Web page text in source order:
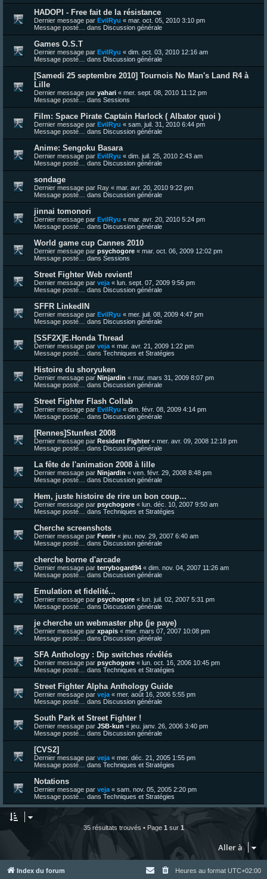
HADOPI - Free fait de la résistance
Dernier message par EvilRyu « mar. oct. 05, 2010 3:10 pm
Message posté… dans Discussion générale
Games O.S.T
Dernier message par EvilRyu « dim. oct. 03, 2010 12:16 am
Message posté… dans Discussion générale
[Samedi 25 septembre 2010] Tournois No Man's Land R4 à
Lille
Dernier message par yahari « mer. sept. 08, 2010 11:12 pm
Message posté… dans Sessions
Film: Space Pirate Captain Harlock ( Albator quoi )
Dernier message par EvilRyu « sam. juil. 31, 2010 6:44 pm
Message posté… dans Discussion générale
Anime: Sengoku Basara
Dernier message par EvilRyu « dim. juil. 25, 2010 2:43 am
Message posté… dans Discussion générale
sondage
Dernier message par Ray « mar. avr. 20, 2010 9:22 pm
Message posté… dans Discussion générale
jinnai tomonori
Dernier message par EvilRyu « mar. avr. 20, 2010 5:24 pm
Message posté… dans Discussion générale
World game cup Cannes 2010
Dernier message par psychogore « mar. oct. 06, 2009 12:02 pm
Message posté… dans Sessions
Street Fighter Web revient!
Dernier message par veja « lun. sept. 07, 2009 9:56 pm
Message posté… dans Discussion générale
SFFR LinkedIN
Dernier message par EvilRyu « mer. juil. 08, 2009 4:47 pm
Message posté… dans Discussion générale
[SSF2X]E.Honda Thread
Dernier message par veja « mar. avr. 21, 2009 1:22 pm
Message posté… dans Techniques et Stratégies
Histoire du shoryuken
Dernier message par Ninjardin « mar. mars 31, 2009 8:07 pm
Message posté… dans Discussion générale
Street Fighter Flash Collab
Dernier message par EvilRyu « dim. févr. 08, 2009 4:14 pm
Message posté… dans Discussion générale
[Rennes]Stunfest 2008
Dernier message par Resident Fighter« mer. avr. 09, 2008 12:18 pm
Message posté… dans Discussion générale
La fête de l'animation 2008 à lille
Dernier message par Ninjardin « ven. févr. 29, 2008 8:48 pm
Message posté… dans Discussion générale
Hem, juste histoire de rire un bon coup...
Dernier message par psychogore « lun. déc. 10, 2007 9:50 am
Message posté… dans Techniques et Stratégies
Cherche screenshots
Dernier message par Fenrir« jeu. nov. 29, 2007 6:40 am
Message posté… dans Discussion générale
cherche borne d'arcade
Dernier message par terrybogard94 « dim. nov. 04, 2007 11:26 am
Message posté… dans Discussion générale
Emulation et fidelité...
Dernier message par psychogore « lun. juil. 02, 2007 5:31 pm
Message posté… dans Discussion générale
je cherche un webmaster php (je paye)
Dernier message par xpapis « mer. mars 07, 2007 10:08 pm
Message posté… dans Discussion générale
SFA Anthology : Dip switches révélés
Dernier message par psychogore « lun. oct. 16, 2006 10:45 pm
Message posté… dans Techniques et Stratégies
Street Fighter Alpha Anthology Guide
Dernier message par veja « mer. août 16, 2006 5:55 pm
Message posté… dans Discussion générale
South Park et Street Fighter !
Dernier message par JSB-kun « jeu. janv. 26, 2006 3:40 pm
Message posté… dans Discussion générale
[CVS2]
Dernier message par veja « mer. déc. 21, 2005 1:55 pm
Message posté… dans Techniques et Stratégies
Notations
Dernier message par veja « sam. nov. 05, 2005 2:20 pm
Message posté… dans Techniques et Stratégies
35 résultats trouvés • Page 1 sur 1
Aller à
Index du forum Heures au format UTC+02:00